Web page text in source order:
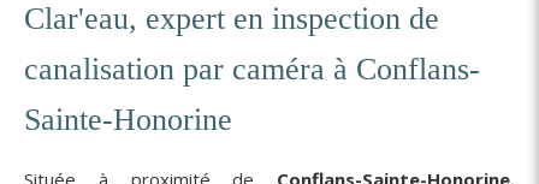
Clar'eau, expert en inspection de
canalisation par caméra à Conflans-
Sainte-Honorine
Située à proximité de Conflans-Sainte-Honorine,